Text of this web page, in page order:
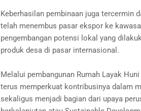
Keberhasilan pembinaan juga tercermin
telah menembus pasar ekspor ke
pengembangan potensi lokal yang
produk desa di pasar internasional.
Melalui pembangunan Rumah Layak
terus memperkuat kontribusinya dalam
sekaligus menjadi bagian dari upaya